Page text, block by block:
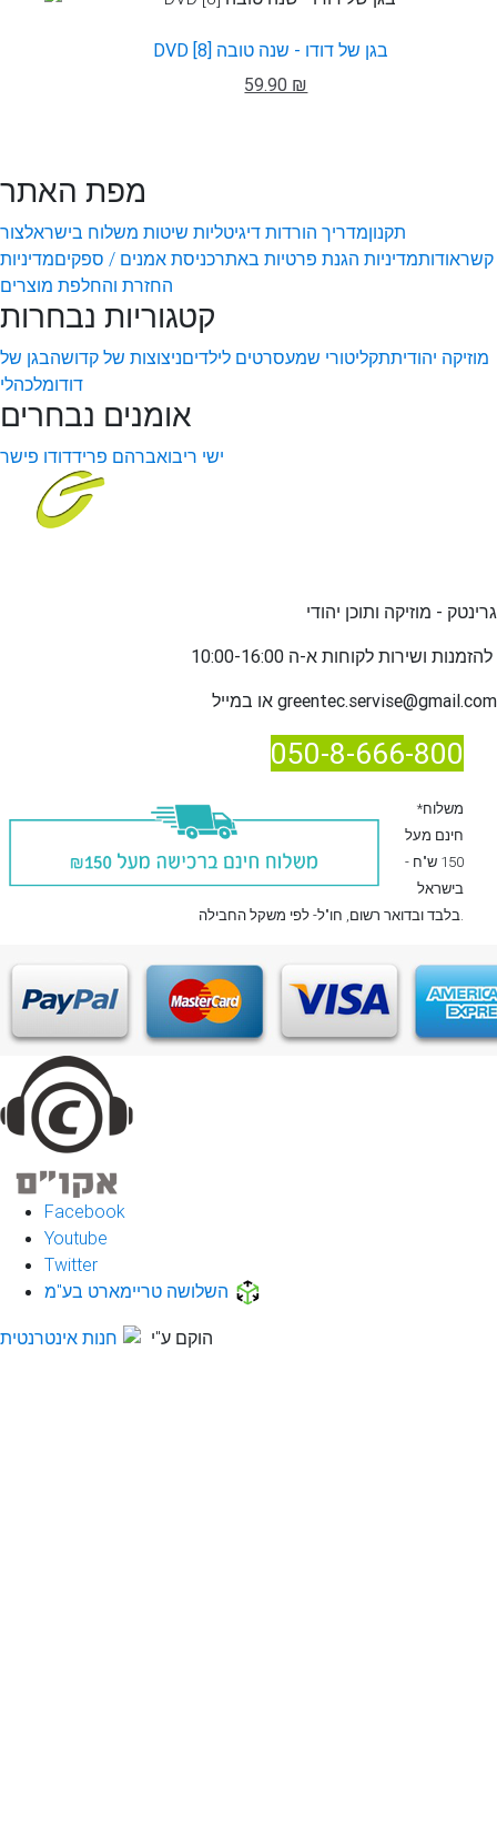
DVD בגן של דודו - שנה טובה [8]
59.90 ₪
מפת האתר
תקנוןמדריך הורדות דיגיטליות שיטות משלוח בישראלצור
קשראודותמדיניות הגנת פרטיות באתרכניסת אמנים / ספקיםמדיניות
החזרת והחלפת מוצרים
קטגוריות נבחרות
מוזיקה יהודיתתקליטורי שמעסרטים לילדיםניצוצות של קדושהבגן של
דודומלכהלי
אומנים נבחרים
ישי ריבואברהם פרידדודו פישר
גרינטק - מוזיקה ותוכן יהודי
להזמנות ו
greentec.servise@gmail.com
050-8-666-800
*משלוח
חינם מעל
150 ש"ח -
בישראל
בלבדובדואר רשום , חו"ל- לפי משקל החבילה.
Facebook
Youtube
Twitter
השלושה טריימארט בע"מ
הוקם ע"י חנות אינטרנטית